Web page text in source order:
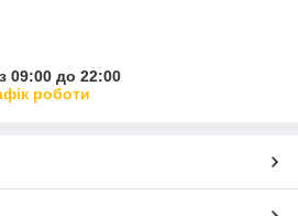
09:00 до 22:00
роботи